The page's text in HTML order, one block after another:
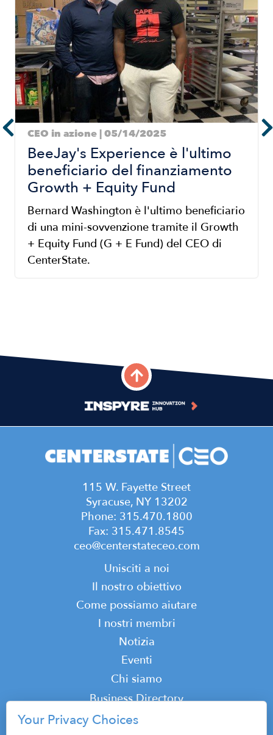
CEO in azione | 05/14/2025
BeeJay's Experience è l'ultimo
beneficiario del finanziamento
Growth + Equity Fund
Bernard Washington è l'ultimo beneficiario
di una mini-sovvenzione tramite il Growth
+ Equity Fund (G + E Fund) del CEO di
CenterState.
115 W. Fayette Street
Syracuse, NY 13202
Phone: 315.470.1800
Fax: 315.471.8545
ceo@centerstateceo.com
navigation
Unisciti a noi
Il nostro obiettivo
Come possiamo aiutare
I nostri membri
Notizia
Eventi
Top
Chi siamo
Business Directory
Podcast
Your Privacy Choices